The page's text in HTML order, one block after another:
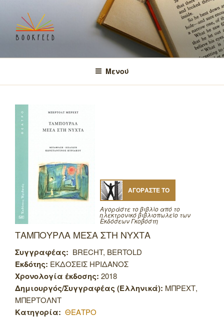
περιεχόμενο
BOOKFEED
μοιραζόμαστε την αγάπη για τα βιβλία και τη γνώση!
Μενού
ΑΓΟΡΑΣΤΕ ΤΟ
Αγοράστε το βιβλίο από το
ηλεκτρονικό βιβλιοπωλείο των
Εκδόσεων Γκοβόστη
ΤΑΜΠΟΥΡΛΑ ΜΕΣΑ ΣΤΗ ΝΥΧΤΑ
Συγγραφέας: BRECHT, BERTOLD
Εκδότης: ΕΚΔΟΣΕΙΣ ΗΡΙΔΑΝΟΣ
Χρονολογία έκδοσης: 2018
Δημιουργός/Συγγραφέας (Ελληνικά): ΜΠΡΕΧΤ,
ΜΠΕΡΤΟΛΝΤ
Κατηγορία: ΘΕΑΤΡΟ